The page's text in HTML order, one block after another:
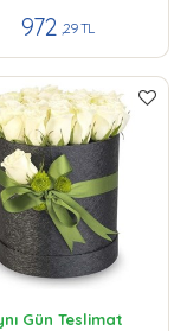
972 ,29 TL
Gün Teslimat